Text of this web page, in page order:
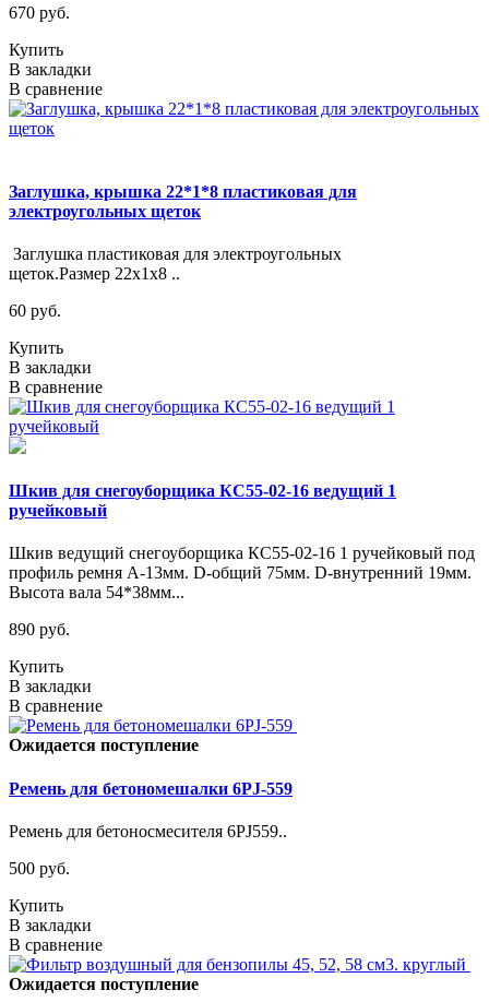
670 руб.
Купить
В закладки
В сравнение
Заглушка, крышка 22*1*8 пластиковая для
электроугольных щеток
Заглушка пластиковая для электроугольных
щеток.Размер 22x1x8 ..
60 руб.
Купить
В закладки
В сравнение
Шкив для снегоуборщика КС55-02-16 ведущий 1
ручейковый
Шкив ведущий снегоуборщика КС55-02-16 1 ручейковый под
профиль ремня А-13мм. D-общий 75мм. D-внутренний 19мм.
Высота вала 54*38мм...
890 руб.
Купить
В закладки
В сравнение
Ожидается поступление
Ремень для бетономешалки 6PJ-559
Ремень для бетоносмесителя 6PJ559..
500 руб.
Купить
В закладки
В сравнение
Ожидается поступление